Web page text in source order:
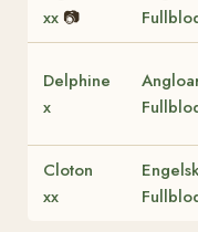
xx 📷
Delphine
x
Cloton
xx